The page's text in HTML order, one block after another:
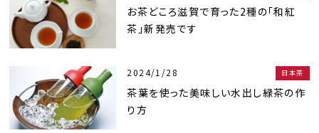
お茶どころ滋賀で育った2種の「和紅
茶」新発売です
2024/1/28 日本茶
茶葉を使った美味しい水出し緑茶の作
り方